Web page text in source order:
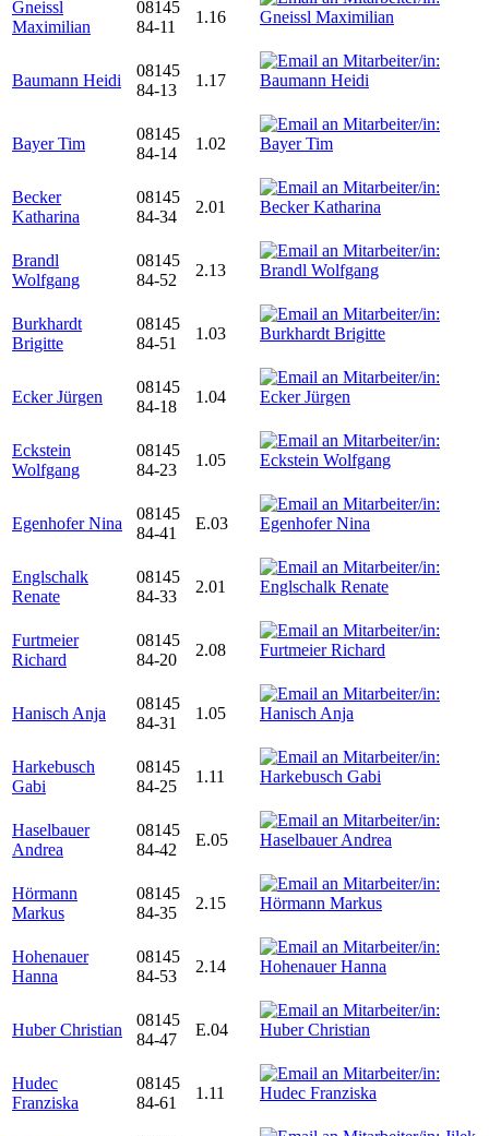
Gneissl
Maximilian
08145
84-11
1.16
Baumann Heidi
08145
84-13
1.17
Bayer Tim
08145
84-14
1.02
Becker
Katharina
08145
84-34
2.01
Brandl
Wolfgang
08145
84-52
2.13
Burkhardt
Brigitte
08145
84-51
1.03
Ecker Jürgen
08145
84-18
1.04
Eckstein
Wolfgang
08145
84-23
1.05
Egenhofer Nina
08145
84-41
E.03
Englschalk
Renate
08145
84-33
2.01
Furtmeier
Richard
08145
84-20
2.08
Hanisch Anja
08145
84-31
1.05
Harkebusch
Gabi
08145
84-25
1.11
Haselbauer
Andrea
08145
84-42
E.05
Hörmann
Markus
08145
84-35
2.15
Hohenauer
Hanna
08145
84-53
2.14
Huber Christian
08145
84-47
E.04
Hudec
Franziska
08145
84-61
1.11